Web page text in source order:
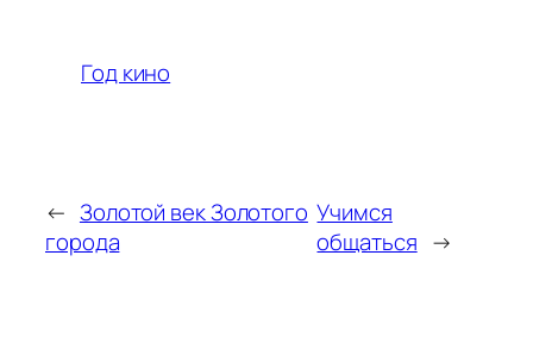
Год кино
← Золотой век Золотого
города
Учимся
общаться →